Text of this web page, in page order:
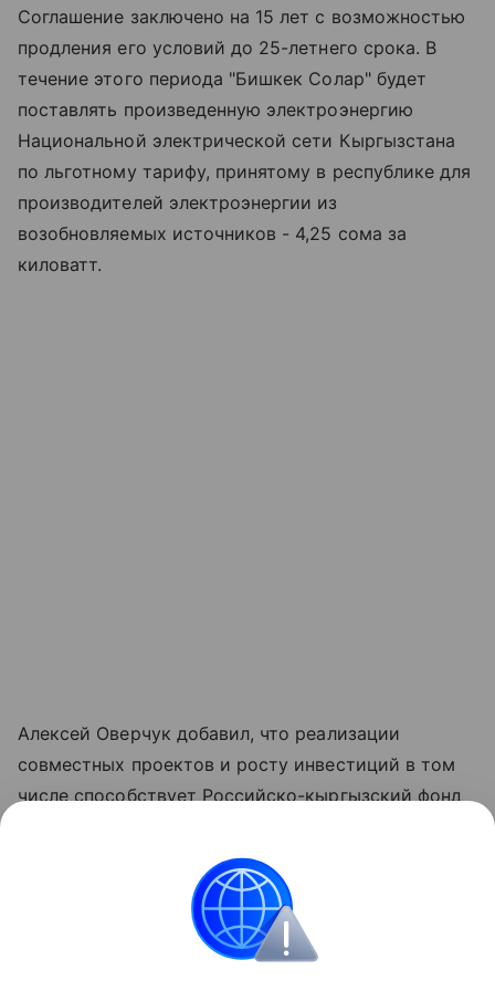
Соглашение заключено на 15 лет с возможностью
продления его условий до 25-летнего срока. В
течение этого периода "Бишкек Солар" будет
поставлять произведенную электроэнергию
Национальной электрической сети Кыргызстана
по льготному тарифу, принятому в республике для
производителей электроэнергии из
возобновляемых источников - 4,25 сома за
киловатт.
Алексей Оверчук добавил, что реализации
совместных проектов и росту инвестиций в том
числе способствует Российско-кыргызский фонд
укрепления двусторонних связей.
"Реализовано около четырех тысяч проектов во
всех регионах республики", - отметил он.